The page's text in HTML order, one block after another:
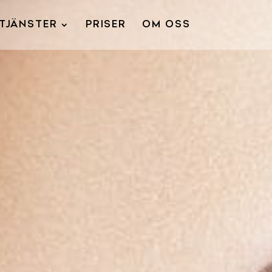
PRISER OM OSS